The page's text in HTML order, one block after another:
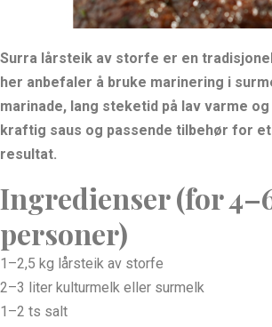
Surra lårsteik av storfe er en
her anbefaler å bruke marinering i
marinade, lang steketid på lav varme
kraftig saus og passende tilbehør for
resultat.
Ingredienser (for
personer)
1–2,5 kg lårsteik av storfe
2–3 liter kulturmelk eller surmelk
1–2 ts salt